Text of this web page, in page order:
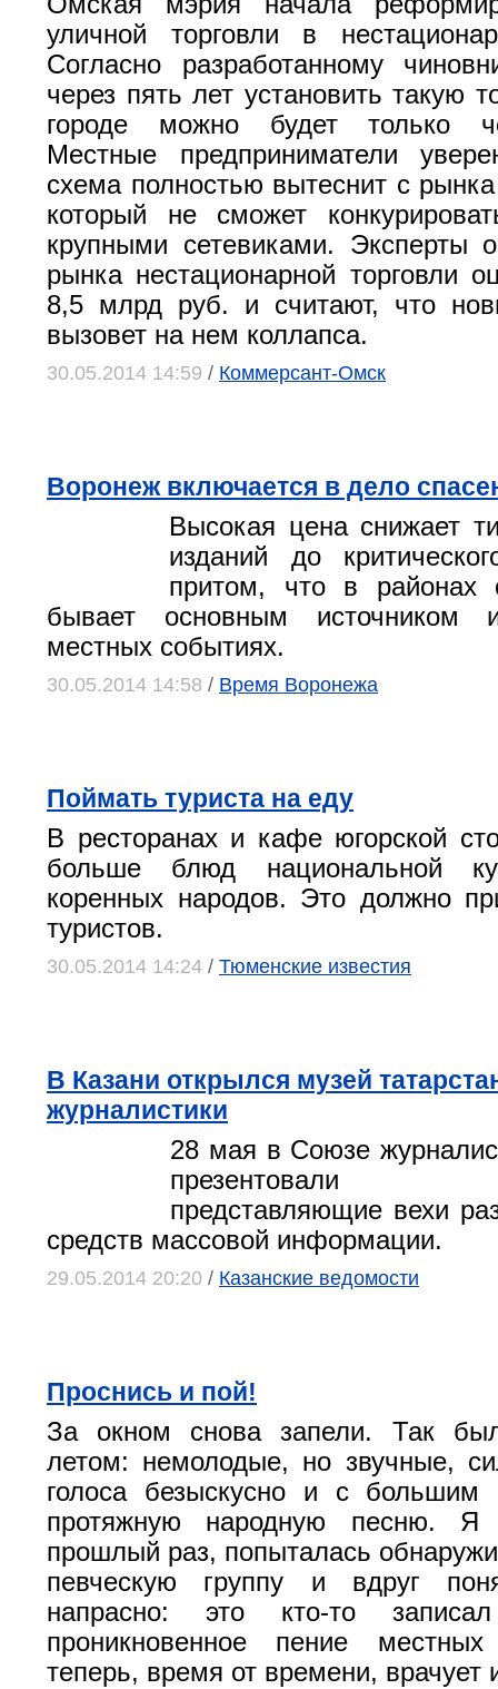
уличной торговли в
Согласно разработанному
через пять лет установить такую
городе можно будет только
Местные предприниматели
схема полностью вытеснит с
который не сможет
крупными сетевиками. Эксперты
рынка нестационарной торговли
8,5 млрд руб. и считают, что
вызовет на нем коллапса.
30.05.2014 14:59 / Коммерсант-Омск
Воронеж включается в дело
Высокая цена снижает
изданий до
притом, что в районах
бывает основным источником
местных событиях.
30.05.2014 14:58 / Время Воронежа
Поймать туриста на еду
В ресторанах и кафе югорской
больше блюд национальной
коренных народов. Это должно
туристов.
30.05.2014 14:24 / Тюменские известия
В Казани открылся музей
журналистики
28 мая в Союзе
презентовали
представляющие вехи
средств массовой информации.
29.05.2014 20:20 / Казанские ведомости
Проснись и пой!
За окном снова запели. Так
летом: немолодые, но звучные,
голоса безыскусно и с большим
протяжную народную песню.
прошлый раз, попыталась
певческую группу и вдруг
напрасно: это кто-то
проникновенное пение
теперь, время от времени, врачует